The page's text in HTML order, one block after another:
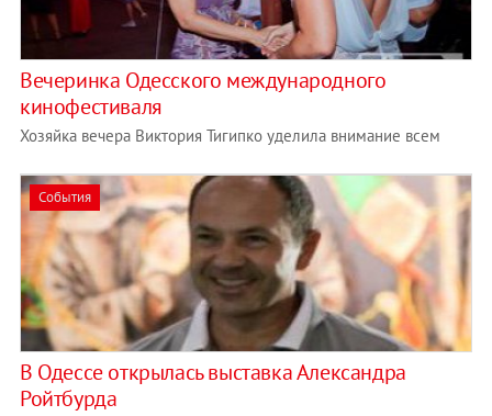
Вечеринка Одесского международного
кинофестиваля
Хозяйка вечера Виктория Тигипко уделила внимание всем
События
В Одессе открылась выставка Александра
Ройтбурда